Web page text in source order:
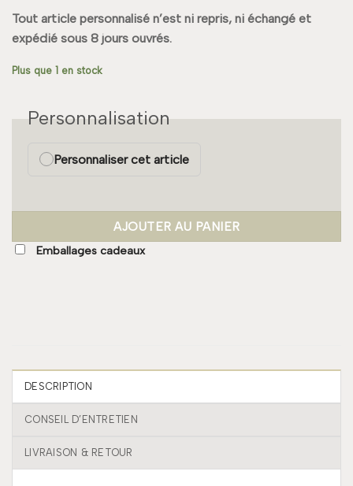
Tout article personnalisé n’est ni repris, ni échangé et
expédié sous 8 jours ouvrés.
Plus que 1 en stock
Personnalisation
Personnaliser cet article
AJOUTER AU PANIER
Emballages cadeaux
DESCRIPTION
CONSEIL D’ENTRETIEN
LIVRAISON & RETOUR